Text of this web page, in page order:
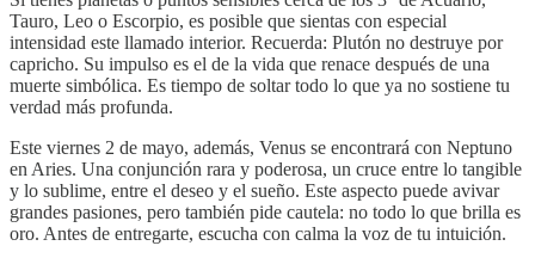
Tauro, Leo o Escorpio, es posible que sientas con especial
intensidad este llamado interior. Recuerda: Plutón no destruye por
capricho. Su impulso es el de la vida que renace después de una
muerte simbólica. Es tiempo de soltar todo lo que ya no sostiene tu
verdad más profunda.
Este viernes 2 de mayo, además, Venus se encontrará con Neptuno
en Aries. Una conjunción rara y poderosa, un cruce entre lo tangible
y lo sublime, entre el deseo y el sueño. Este aspecto puede avivar
grandes pasiones, pero también pide cautela: no todo lo que brilla es
oro. Antes de entregarte, escucha con calma la voz de tu intuición.